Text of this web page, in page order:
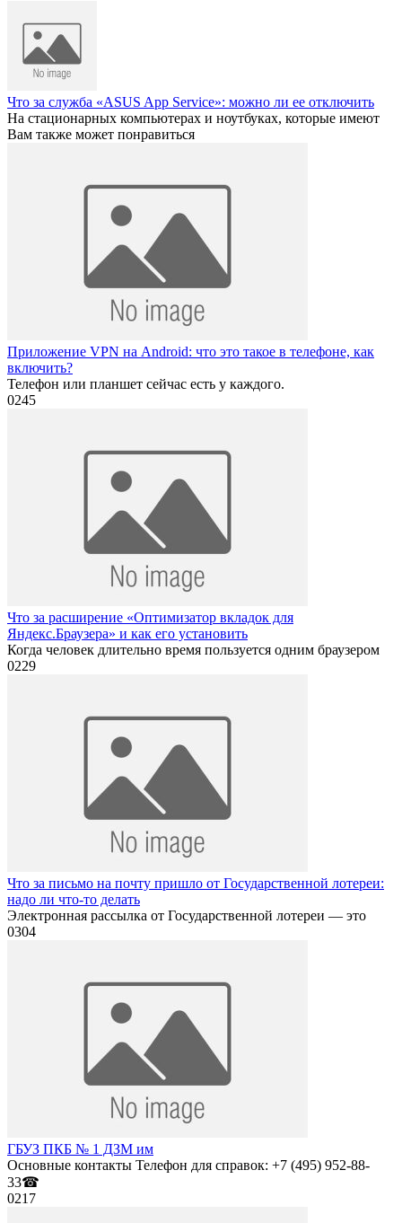
Что за служба «ASUS App Service»: можно ли ее отключить
На стационарных компьютерах и ноутбуках, которые имеют
Вам также может понравиться
Приложение VPN на Android: что это такое в телефоне, как
включить?
Телефон или планшет сейчас есть у каждого.
0245
Что за расширение «Оптимизатор вкладок для
Яндекс.Браузера» и как его установить
Когда человек длительно время пользуется одним браузером
0229
Что за письмо на почту пришло от Государственной лотереи:
надо ли что-то делать
Электронная рассылка от Государственной лотереи — это
0304
ГБУЗ ПКБ № 1 ДЗМ им
Основные контакты Телефон для справок: +7 (495) 952-88-
33☎
0217